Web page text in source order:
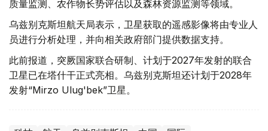
质量监测、农作物长势评估以及森林资源监测等领域。
乌兹别克斯坦航天局表示，卫星获取的遥感影像将由专业人
员进行分析处理，并向相关政府部门提供数据支持。
此前报道，突厥国家联合研制、计划于2027年发射的联合
卫星已在塔什干正式亮相。乌兹别克斯坦还计划于2028年
发射“Mirzo Ulug'bek”卫星。